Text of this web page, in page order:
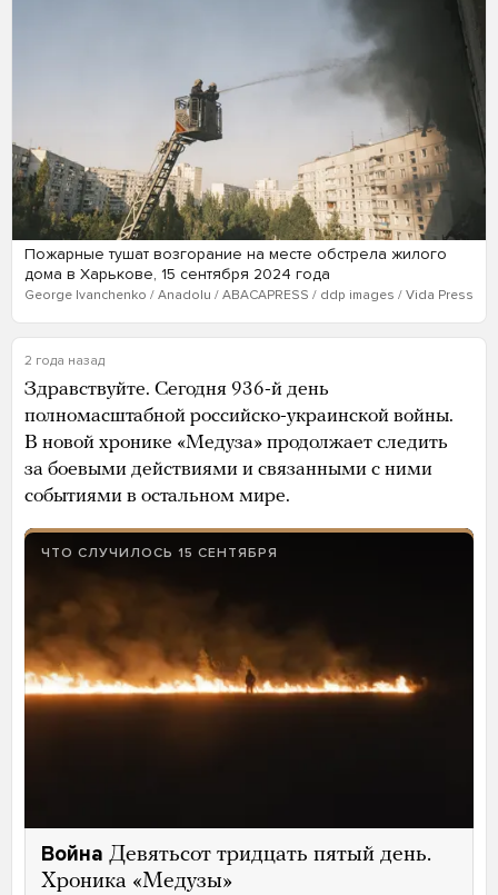
Пожарные тушат возгорание на месте обстрела жилого
дома в Харькове, 15 сентября 2024 года
George Ivanchenko / Anadolu / ABACAPRESS / ddp images / Vida Press
2 года назад
Здравствуйте. Сегодня 936-й день
полномасштабной российско-украинской войны.
В новой хронике «Медуза» продолжает следить
за боевыми действиями и связанными с ними
событиями в остальном мире.
ЧТО СЛУЧИЛОСЬ 15 СЕНТЯБРЯ
Война Девятьсот тридцать пятый день.
Хроника «Медузы»